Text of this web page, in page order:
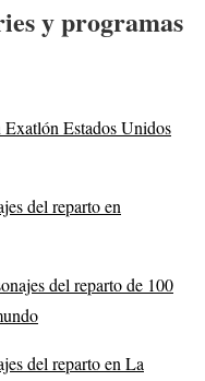
y programas
Exatlón Estados Unidos
del reparto en
del reparto de 100
del reparto en La